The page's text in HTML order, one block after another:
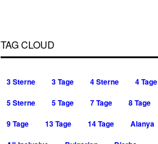
TAG CLOUD
3 Sterne 3 Tage 4 Sterne
4 Tage
5 Sterne
5 Tage 7 Tage
8 Tage
9 Tage
13 Tage 14 Tage
Alanya